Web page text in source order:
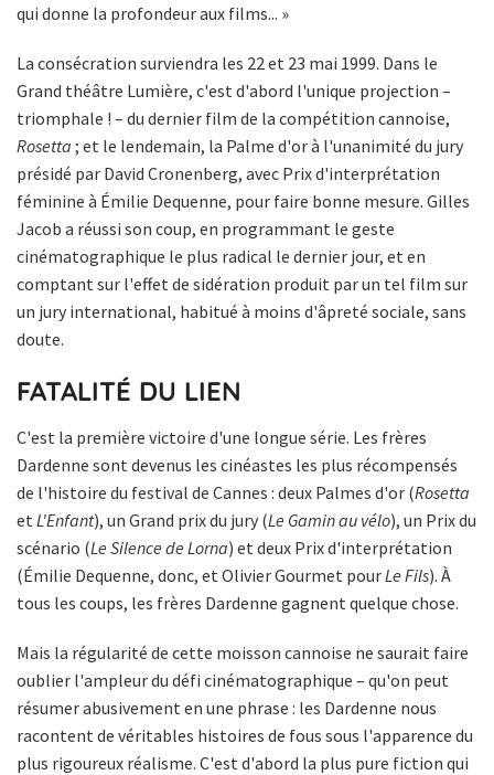
qui donne la profondeur aux films... »
La consécration surviendra les 22 et 23 mai 1999. Dans le
Grand théâtre Lumière, c'est d'abord l'unique projection –
triomphale ! – du dernier film de la compétition cannoise,
Rosetta ; et le lendemain, la Palme d'or à l'unanimité du jury
présidé par David Cronenberg, avec Prix d'interprétation
féminine à Émilie Dequenne, pour faire bonne mesure. Gilles
Jacob a réussi son coup, en programmant le geste
cinématographique le plus radical le dernier jour, et en
comptant sur l'effet de sidération produit par un tel film sur
un jury international, habitué à moins d'âpreté sociale, sans
doute.
FATALITÉ DU LIEN
C'est la première victoire d'une longue série. Les frères
Dardenne sont devenus les cinéastes les plus récompensés
de l'histoire du festival de Cannes : deux Palmes d'or (Rosetta
et L'Enfant), un Grand prix du jury (Le Gamin au vélo), un Prix du
scénario (Le Silence de Lorna) et deux Prix d'interprétation
(Émilie Dequenne, donc, et Olivier Gourmet pourLe Fils). À
tous les coups, les frères Dardenne gagnent quelque chose.
Mais la régularité de cette moisson cannoise ne saurait faire
oublier l'ampleur du défi cinématographique – qu'on peut
résumer abusivement en une phrase : les Dardenne nous
racontent de véritables histoires de fous sous l'apparence du
plus rigoureux réalisme. C'est d'abord la plus pure fiction qui